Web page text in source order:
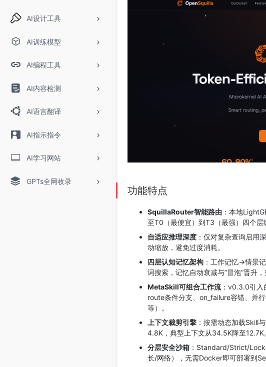
AI设计工具
AI训练模型
AI编程工具
AI内容检测
AI语言翻译
AI指示指令
AI学习网站
GPTs全网收录
功能特点
SquillaRouter智能路由 ：本地
至T0（最便宜）到T3（最强）四个层
自适应推理深度 ：仅对复杂查询启用
动缩放，避免过度消耗。
四层认知记忆架构 ：工作记忆→情景
词搜索，记忆自动衰减与”冒泡”晋升
MetaSkill可组合工作流：v0.3.0引入
route条件分支、on_failure容错、并
等）。
上下文裁剪引擎 ：按需动态加载Skill
4.8K，典型上下文从34.5K降至12.7K
分层安全沙箱 ：Standard/Strict/
长/网络），无需Docker即可部署到